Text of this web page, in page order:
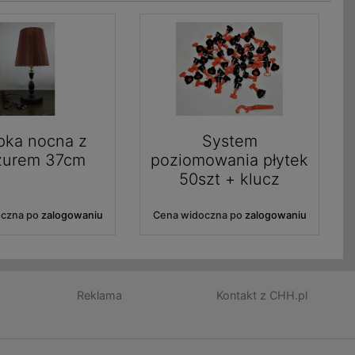
nocna z
37cm
po zalogowaniu
System
poziomowania płytek
50szt + klucz
Cena widoczna po zalogowaniu
Reklama Kontakt z CHH.pl